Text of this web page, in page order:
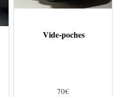
Vide-poches
70€